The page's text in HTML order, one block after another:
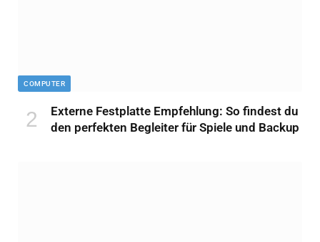
COMPUTER
Externe Festplatte Empfehlung: So findest du
den perfekten Begleiter für Spiele und Backup